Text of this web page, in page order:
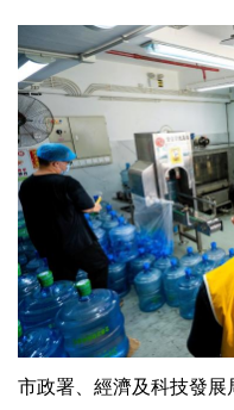
市政署、經濟及科技發